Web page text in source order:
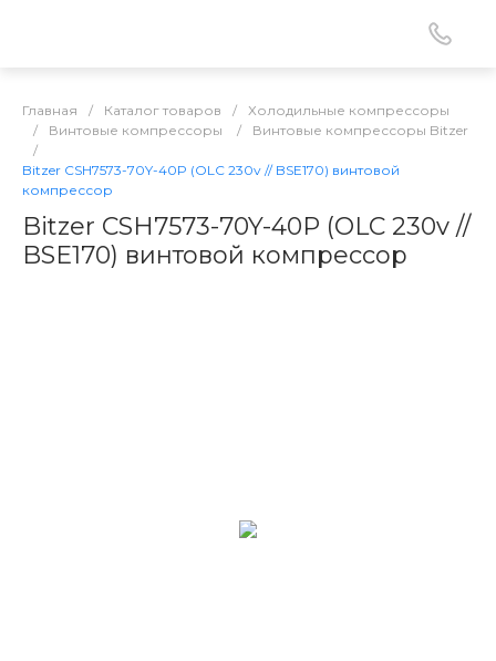
Главная / Каталог товаров /
Холодильные компрессоры
/
Винтовые компрессоры /
Винтовые компрессоры Bitzer
/
Bitzer CSH7573-70Y-40P (OLC 230v // BSE170) винтовой
компрессор
Bitzer CSH7573-70Y-40P (OLC 230v //
BSE170) винтовой компрессор